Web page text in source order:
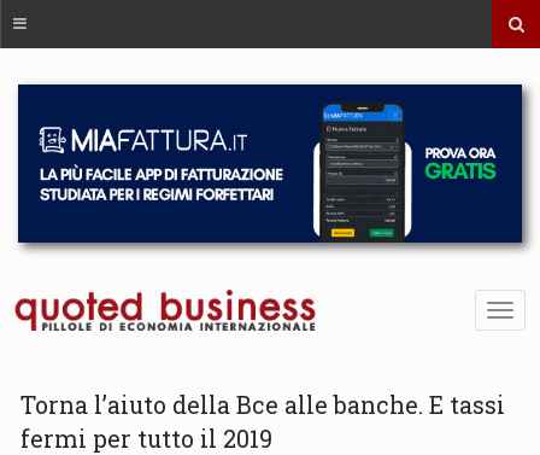
Torna l’aiuto della Bce alle banche. E tassi
fermi per tutto il 2019